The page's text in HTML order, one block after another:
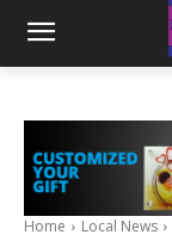
Home Local News